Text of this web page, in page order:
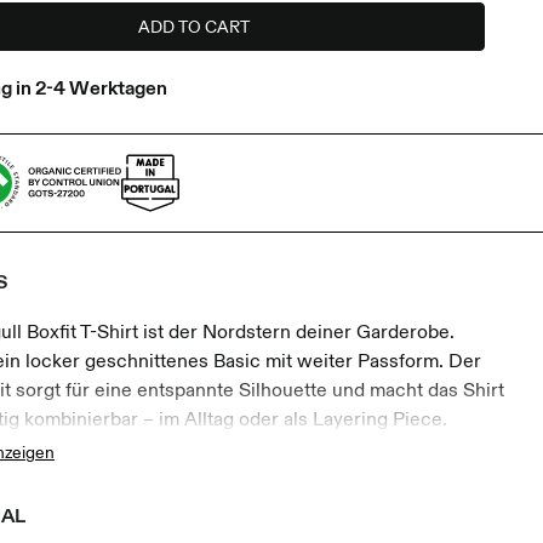
ADD TO CART
in 2-4 Werktagen
Boxfit T-Shirt ist der Nordstern deiner Garderobe.
locker geschnittenes Basic mit weiter Passform. Der
sorgt für eine entspannte Silhouette und macht das Shirt
kombinierbar – im Alltag oder als Layering Piece.
aus 190g Single Jersey aus 100% Bio-Baumwolle bietet
dezente Möwenstickerei auf der Brust steht für ein